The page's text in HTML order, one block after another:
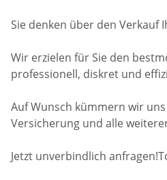
Sie denken über den Verkauf
Wir erzielen für Sie den
professionell, diskret und
Auf Wunsch kümmern wir
Versicherung und alle
Jetzt unverbindlich